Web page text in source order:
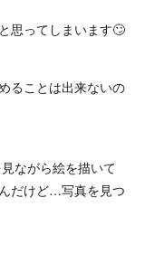
思ってしまいます🙄
ることは出来ないの
ながら絵を描いて
だけど…写真を見つ